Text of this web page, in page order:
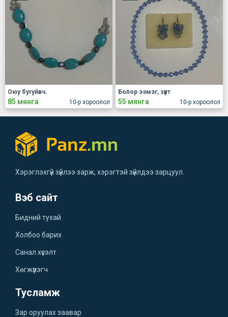
10-р хороолол
Оюу бугуйвч.
85 мянга 10-р хороолол
Болор ээмэг, зүүлт
55 мянга
Хэрэглэхгүй зүйлээ зарж, хэрэгтэй зүйлдээ зарцуул.
Вэб сайт
Бидний тухай
Холбоо барих
Санал хүсэлт
Хөгжүүлэгч
Тусламж
Зар оруулах заавар